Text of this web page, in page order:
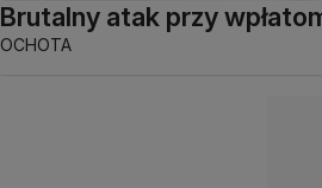
Brutalny atak przy
OCHOTA